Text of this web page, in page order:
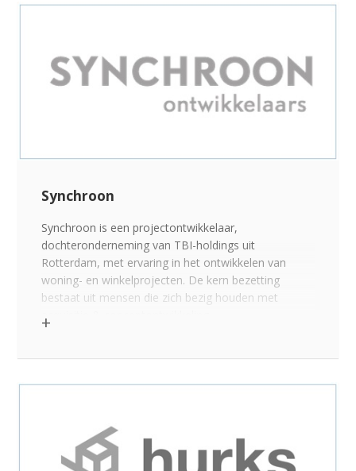
Synchroon
Synchroon is een projectontwikkelaar,
dochteronderneming van TBI-holdings uit
Rotterdam, met ervaring in het ontwikkelen van
woning- en winkelprojecten. De kern bezetting
bestaat uit mensen die zich bezig houden met
projectontwikkeling & procesmanagement en